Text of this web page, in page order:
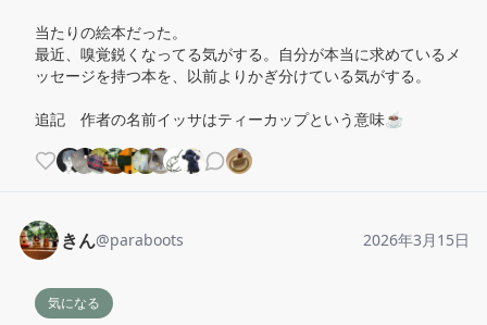
当たりの絵本だった。
最近、嗅覚鋭くなってる気がする。自分が本当に求めているメ
ッセージを持つ本を、以前よりかぎ分けている気がする。
追記　作者の名前イッサはティーカップという意味☕️
きん@paraboots 2026年3月15日
気になる